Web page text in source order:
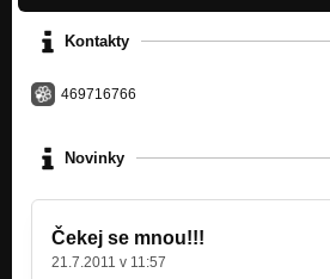
Kontakty
469716766
Novinky
Čekej se mnou!!!
21.7.2011 v 11:57